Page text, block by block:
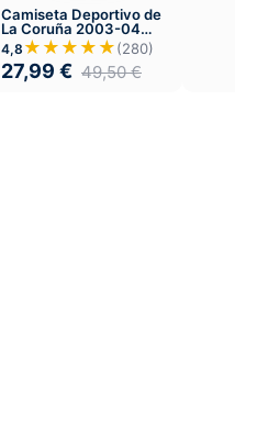
Camiseta Deportivo de
La Coruña 2003-04
Local
4,8 ★★★★★(280)
27,99 € 49,50€